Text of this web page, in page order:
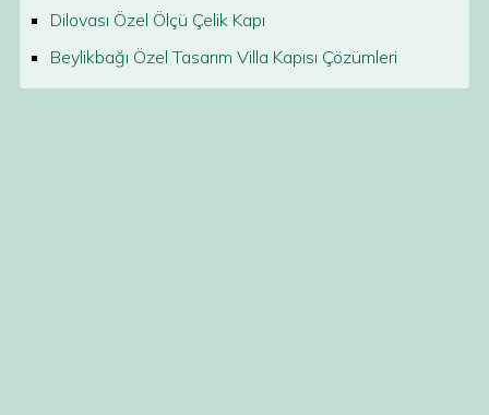
Dilovası Özel Ölçü Çelik Kapı
Beylikbağı Özel Tasarım Villa Kapısı Çözümleri